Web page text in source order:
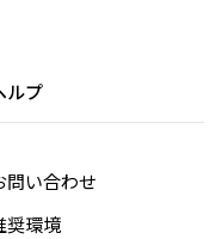
ルプ
問い合わせ
奨環境